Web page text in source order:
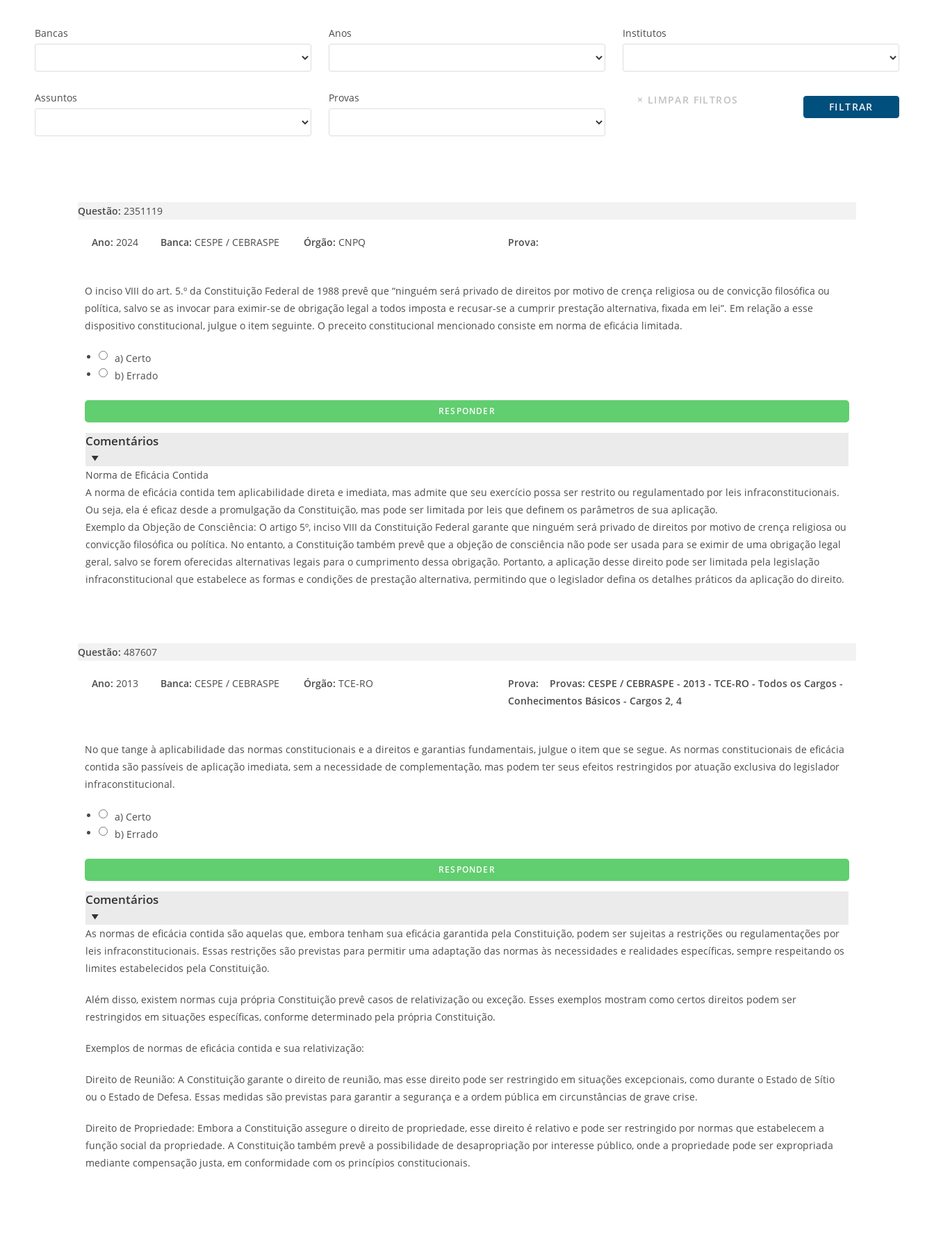
Bancas Anos Institutos
Assuntos Provas
Questão: 2351119
Ano: 2024 Banca: CESPE / CEBRASPE Órgão: CNPQ Prova:
O inciso VIII do art. 5.º da Constituição Federal de 1988 prevê que “ninguém será privado de direitos por motivo de crença religiosa ou de convicção filosófica ou
política, salvo se as invocar para eximir-se de obrigação legal a todos imposta e recusar-se a cumprir prestação alternativa, fixada em lei”. Em relação a esse
dispositivo constitucional, julgue o item seguinte. O preceito constitucional mencionado consiste em norma de eficácia limitada.
a) Certo
b) Errado
Comentários
Norma de Eficácia Contida
A norma de eficácia contida tem aplicabilidade direta e imediata, mas admite que seu exercício possa ser restrito ou regulamentado por leis infraconstitucionais.
Ou seja, ela é eficaz desde a promulgação da Constituição, mas pode ser limitada por leis que definem os parâmetros de sua aplicação.
Exemplo da Objeção de Consciência: O artigo 5º, inciso VIII da Constituição Federal garante que ninguém será privado de direitos por motivo de crença religiosa ou
convicção filosófica ou política. No entanto, a Constituição também prevê que a objeção de consciência não pode ser usada para se eximir de uma obrigação legal
geral, salvo se forem oferecidas alternativas legais para o cumprimento dessa obrigação. Portanto, a aplicação desse direito pode ser limitada pela legislação
infraconstitucional que estabelece as formas e condições de prestação alternativa, permitindo que o legislador defina os detalhes práticos da aplicação do direito.
Questão: 487607
Ano: 2013 Banca: CESPE / CEBRASPE Órgão: TCE-RO Prova:
Provas: CESPE / CEBRASPE - 2013 - TCE-RO - Todos os Cargos -
Conhecimentos Básicos - Cargos 2, 4
No que tange à aplicabilidade das normas constitucionais e a direitos e garantias fundamentais, julgue o item que se segue. As normas constitucionais de eficácia
contida são passíveis de aplicação imediata, sem a necessidade de complementação, mas podem ter seus efeitos restringidos por atuação exclusiva do legislador
infraconstitucional.
a) Certo
b) Errado
Comentários
As normas de eficácia contida são aquelas que, embora tenham sua eficácia garantida pela Constituição, podem ser sujeitas a restrições ou regulamentações por
leis infraconstitucionais. Essas restrições são previstas para permitir uma adaptação das normas às necessidades e realidades específicas, sempre respeitando os
limites estabelecidos pela Constituição.
Além disso, existem normas cuja própria Constituição prevê casos de relativização ou exceção. Esses exemplos mostram como certos direitos podem ser
restringidos em situações específicas, conforme determinado pela própria Constituição.
Exemplos de normas de eficácia contida e sua relativização:
Direito de Reunião: A Constituição garante o direito de reunião, mas esse direito pode ser restringido em situações excepcionais, como durante o Estado de Sítio
ou o Estado de Defesa. Essas medidas são previstas para garantir a segurança e a ordem pública em circunstâncias de grave crise.
Direito de Propriedade: Embora a Constituição assegure o direito de propriedade, esse direito é relativo e pode ser restringido por normas que estabelecem a
função social da propriedade. A Constituição também prevê a possibilidade de desapropriação por interesse público, onde a propriedade pode ser expropriada
mediante compensação justa, em conformidade com os princípios constitucionais.